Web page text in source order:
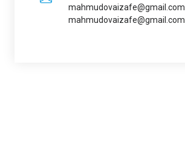
mahmudovaizafe@gmail.com
mahmudovaizafe@gmail.com